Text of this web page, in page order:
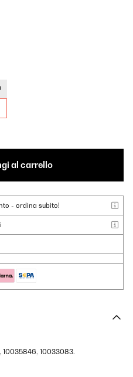
al carrello
- ordina subito!
10035846, 10033083.